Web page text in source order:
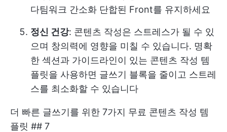
다팀워크 간소화 단합된 Front를 유지하세요
정신 건강: 콘텐츠 작성은 스트레스가 될 수 있
으며 창의력에 영향을 미칠 수 있습니다. 명확
한 섹션과 가이드라인이 있는 콘텐츠 작성 템
플릿을 사용하면 글쓰기 블록을 줄이고 스트레
스를 최소화할 수 있습니다
더 빠른 글쓰기를 위한 7가지 무료 콘텐츠 작성 템
플릿 ## 7